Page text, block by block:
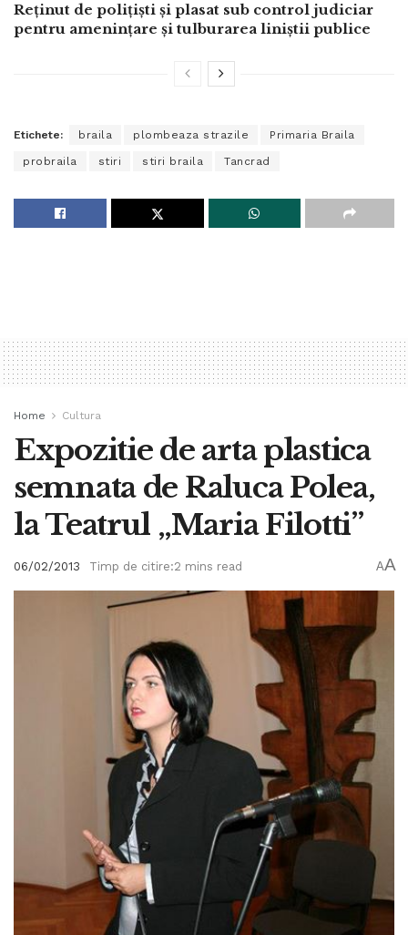
Reținut de polițiști și plasat sub control judiciar
pentru amenințare și tulburarea liniștii publice
Etichete: braila plombeaza strazile Primaria Braila
probraila stiri stiri braila Tancrad
Home Cultura
Expozitie de arta plastica
semnata de Raluca Polea,
la Teatrul „Maria Filotti”
06/02/2013 Timp de citire:2 mins read AA